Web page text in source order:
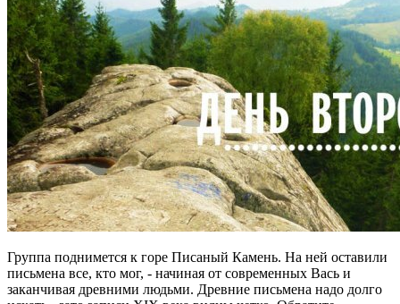
Группа поднимется к горе Писаный Камень. На ней оставили
письмена все, кто мог, - начиная от современных Вась и
заканчивая древними людьми. Древние письмена надо долго